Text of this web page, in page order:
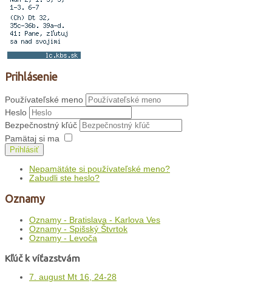
Prihlásenie
Používateľské meno
Heslo
Bezpečnostný kľúč
Pamätaj si ma
Prihlásiť
Nepamätáte si používateľské meno?
Zabudli ste heslo?
Oznamy
Oznamy - Bratislava - Karlova Ves
Oznamy - Spišský Štvrtok
Oznamy - Levoča
Kľúč k víťazstvám
7. august Mt 16, 24-28